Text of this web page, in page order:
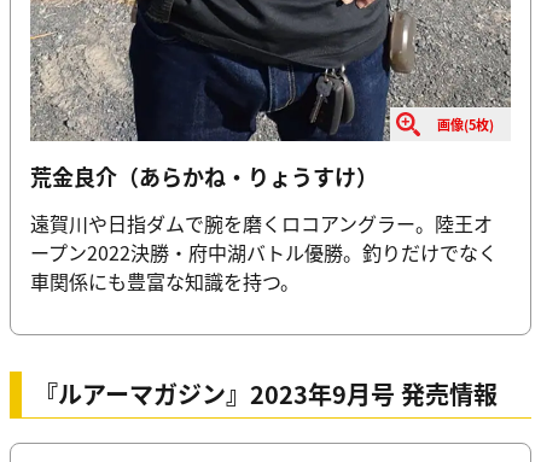
画像(5枚)
荒金良介（あらかね・りょうすけ）
遠賀川や日指ダムで腕を磨くロコアングラー。陸王オ
ープン2022決勝・府中湖バトル優勝。釣りだけでなく
車関係にも豊富な知識を持つ。
『ルアーマガジン』2023年9月号 発売情報